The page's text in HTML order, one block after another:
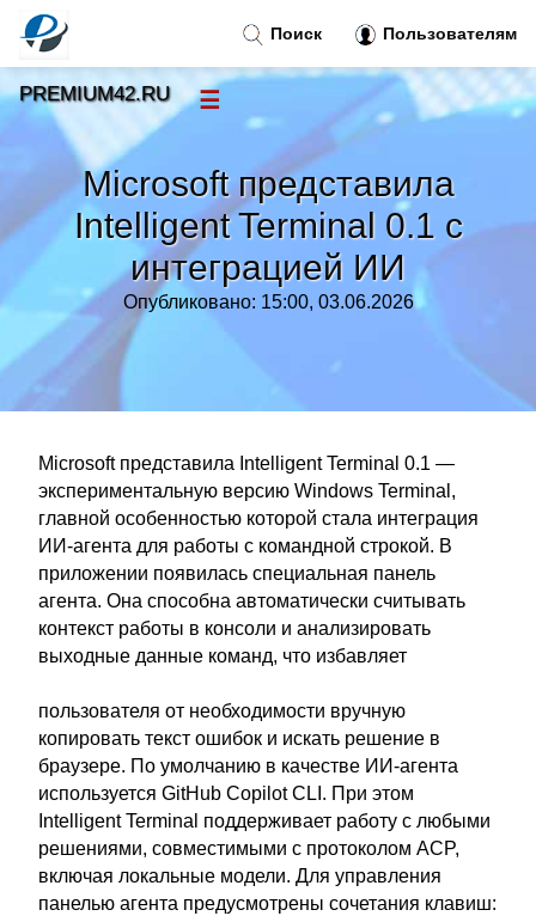
Microsoft представила
Intelligent Terminal 0.1 с
интеграцией ИИ
Опубликовано: 15:00, 03.06.2026
Microsoft представила Intelligent Terminal 0.1 —
экспериментальную версию Windows Terminal,
главной особенностью которой стала интеграция
ИИ-агента для работы с командной строкой. В
приложении появилась специальная панель
агента. Она способна автоматически считывать
контекст работы в консоли и анализировать
выходные данные команд, что избавляет
пользователя от необходимости вручную
копировать текст ошибок и искать решение в
браузере. По умолчанию в качестве ИИ-агента
используется GitHub Copilot CLI. При этом
Intelligent Terminal поддерживает работу с любыми
решениями, совместимыми с протоколом ACP,
включая локальные модели. Для управления
панелью агента предусмотрены сочетания клавиш:
Поиск Пользователям
PREMIUM42.RU ☰
Новости
Тренды новостей»
»
Правила »
Контакт»